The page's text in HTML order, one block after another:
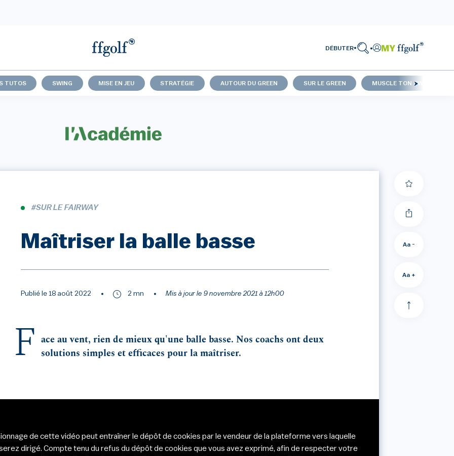
DÉBUTER
TUTOS SWING MISE EN JEU STRATÉGIE AUTOUR DU GREEN SUR LE GREEN MUSCLE TON SWING
#SUR LE FAIRWAY
Maîtriser la balle basse
Publié le 18 août 2022 2 mn Mis à jour le 9 novembre 2021 à 12h00
F
ace au vent, rien de mieux qu'une balle basse. Nos coachs ont deux
solutions simples et efficaces pour la maîtriser.
de cette vidéo peut entraîner le dépôt de cookies par le vendeur de la plateforme vers laquelle
dirigé. Compte tenu du refus du dépôt de cookies que vous avez exprimé, afin de respecter votre
Aa -
Aa +